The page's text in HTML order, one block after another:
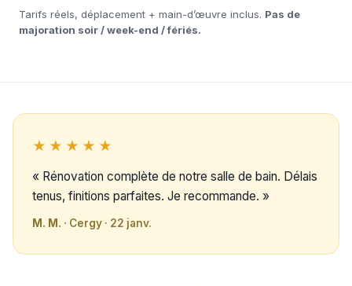
Tarifs réels, déplacement + main-d’œuvre inclus. Pas de
majoration soir / week-end / fériés.
★★★★★
« Rénovation complète de notre salle de bain. Délais
tenus, finitions parfaites. Je recommande. »
M. M. · Cergy · 22 janv.